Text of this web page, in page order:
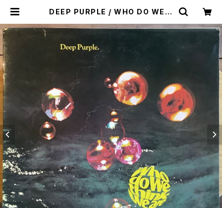
DEEP PURPLE / WHO DO WE T
ecords